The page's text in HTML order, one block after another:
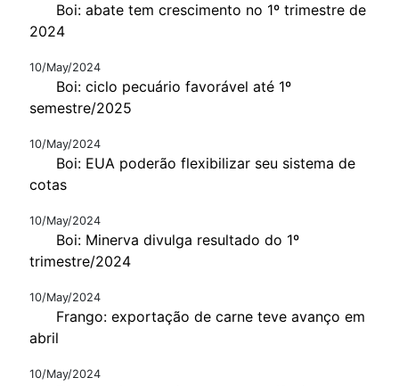
Boi: abate tem crescimento no 1º trimestre de
2024
10/May/2024
Boi: ciclo pecuário favorável até 1º
semestre/2025
10/May/2024
Boi: EUA poderão flexibilizar seu sistema de
cotas
10/May/2024
Boi: Minerva divulga resultado do 1º
trimestre/2024
10/May/2024
Frango: exportação de carne teve avanço em
abril
10/May/2024